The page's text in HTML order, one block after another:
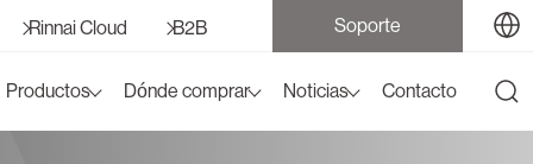
Rinnai Cloud B2B Soporte
Productos Dónde comprar Noticias Contacto